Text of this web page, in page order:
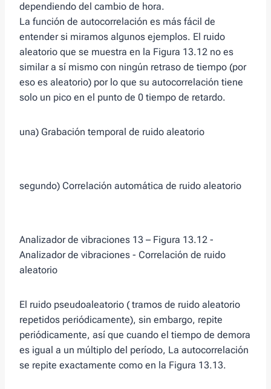
dependiendo del cambio de hora.
La función de autocorrelación es más fácil de
entender si miramos algunos ejemplos. El ruido
aleatorio que se muestra en la Figura 13.12 no es
similar a sí mismo con ningún retraso de tiempo (por
eso es aleatorio) por lo que su autocorrelación tiene
solo un pico en el punto de 0 tiempo de retardo.
una) Grabación temporal de ruido aleatorio
segundo) Correlación automática de ruido aleatorio
Analizador de vibraciones 13 – Figura 13.12 -
Analizador de vibraciones - Correlación de ruido
aleatorio
El ruido pseudoaleatorio ( tramos de ruido aleatorio
repetidos periódicamente), sin embargo, repite
periódicamente, así que cuando el tiempo de demora
es igual a un múltiplo del período, La autocorrelación
se repite exactamente como en la Figura 13.13.